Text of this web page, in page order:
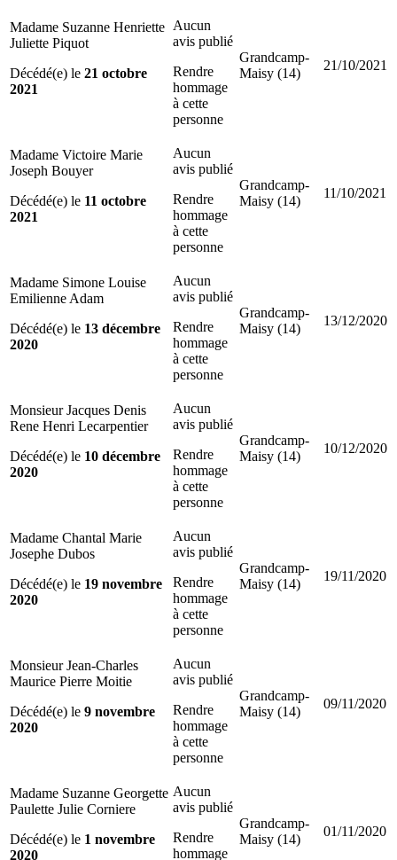
Madame Suzanne Henriette
Juliette Piquot
Décédé(e) le 21 octobre
2021
Aucun
avis publié
Rendre
hommage
à cette
personne
Grandcamp-
Maisy (14)
21/10/2021
Madame Victoire Marie
Joseph Bouyer
Décédé(e) le 11 octobre
2021
Aucun
avis publié
Rendre
hommage
à cette
personne
Grandcamp-
Maisy (14)
11/10/2021
Madame Simone Louise
Emilienne Adam
Décédé(e) le 13 décembre
2020
Aucun
avis publié
Rendre
hommage
à cette
personne
Grandcamp-
Maisy (14)
13/12/2020
Monsieur Jacques Denis
Rene Henri Lecarpentier
Décédé(e) le 10 décembre
2020
Aucun
avis publié
Rendre
hommage
à cette
personne
Grandcamp-
Maisy (14)
10/12/2020
Madame Chantal Marie
Josephe Dubos
Décédé(e) le 19 novembre
2020
Aucun
avis publié
Rendre
hommage
à cette
personne
Grandcamp-
Maisy (14)
19/11/2020
Monsieur Jean-Charles
Maurice Pierre Moitie
Décédé(e) le 9 novembre
2020
Aucun
avis publié
Rendre
hommage
à cette
personne
Grandcamp-
Maisy (14)
09/11/2020
Madame Suzanne Georgette
Paulette Julie Corniere
Décédé(e) le 1 novembre
2020
Aucun
avis publié
Rendre
hommage
Grandcamp-
Maisy (14)
01/11/2020